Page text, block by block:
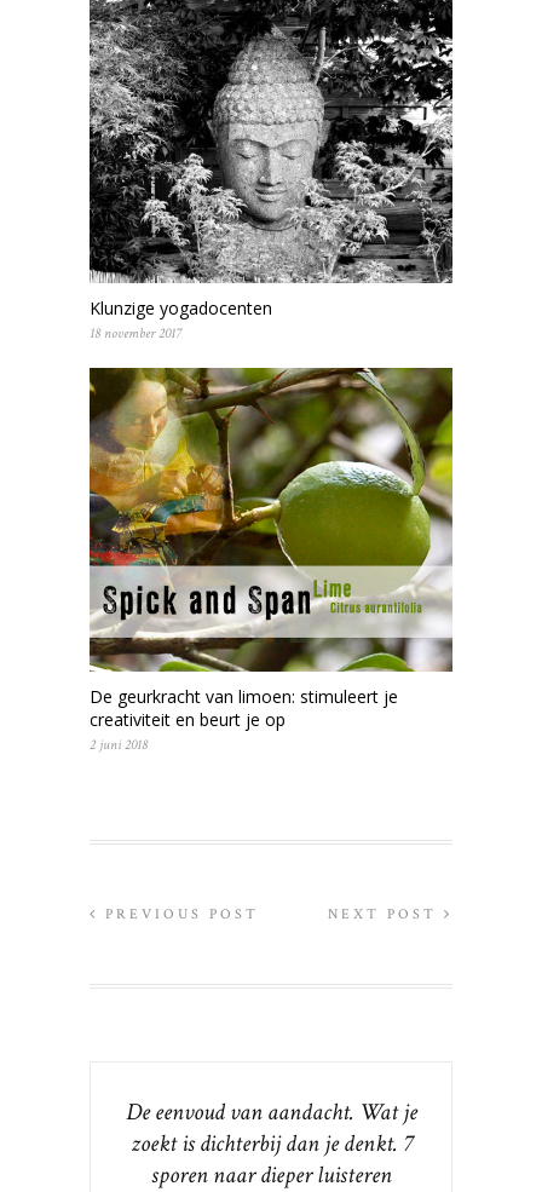
Klunzige yogadocenten
18 november 2017
De geurkracht van limoen: stimuleert je
creativiteit en beurt je op
2 juni 2018
PREVIOUS POST NEXT POST
De eenvoud van aandacht. Wat je
zoekt is dichterbij dan je denkt. 7
sporen naar dieper luisteren